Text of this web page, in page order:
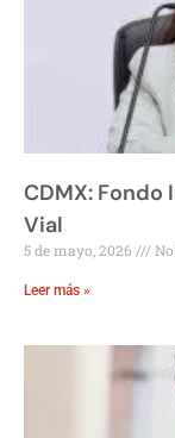
CDMX:
Vial
5 de mayo, 2026
Leer más »